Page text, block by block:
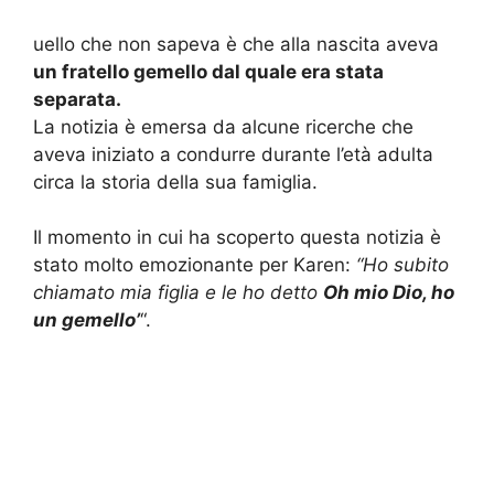
uello che non sapeva è che alla nascita aveva
un fratello gemello dal quale era stata
separata.
La notizia è emersa da alcune ricerche che
aveva iniziato a condurre durante l’età adulta
circa la storia della sua famiglia.
Il momento in cui ha scoperto questa notizia è
stato molto emozionante per Karen: “Ho subito
chiamato mia figlia e le ho detto Oh mio Dio, ho
un gemello’“.